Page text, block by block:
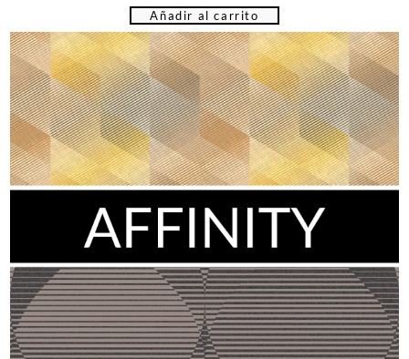
Añadir al carrito